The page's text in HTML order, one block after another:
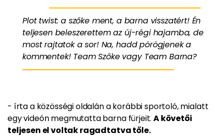
Plot twist: a szőke ment, a barna visszatért! Én
teljesen beleszerettem az új-régi hajamba, de
most rajtatok a sor! Na, hadd pörögjenek a
kommentek! Team Szőke vagy Team Barna?
- írta a közösségi oldalán a korábbi sportoló, mialatt
egy videón megmutatta barna fürjeit.A követői
teljesen el voltak ragadtatva tőle.